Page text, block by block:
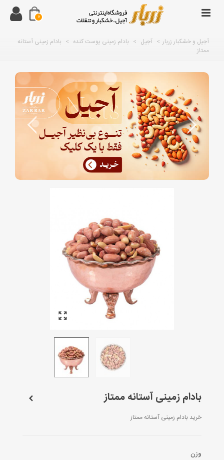
0
آجیل و خشکبار زربار > آجیل > بادام زمینی پوست کنده > بادام زمینی آستانه
ممتاز
بادام زمینی آستانه ممتاز
خرید بادام زمینی آستانه ممتاز
وزن